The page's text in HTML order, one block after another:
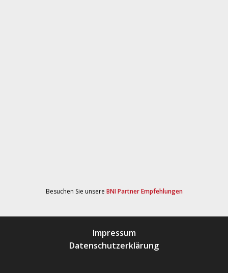
Besuchen Sie unsere BNI Partner Empfehlungen
Impressum
Datenschutzerklärung